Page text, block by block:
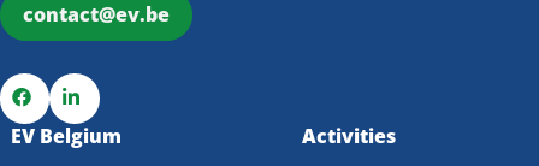
contact@ev.be
Go
Go
EV Belgium
Activities